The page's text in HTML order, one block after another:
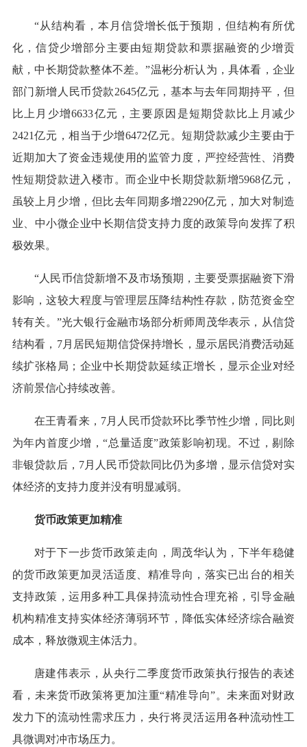
“从结构看，本月信贷增长低于预期，但结构有所优
化，信贷少增部分主要由短期贷款和票据融资的少增贡
献，中长期贷款整体不差。”温彬分析认为，具体看，企业
部门新增人民币贷款2645亿元，基本与去年同期持平，但
比上月少增6633亿元，主要原因是短期贷款比上月减少
2421亿元，相当于少增6472亿元。短期贷款减少主要由于
近期加大了资金违规使用的监管力度，严控经营性、消费
性短期贷款进入楼市。而企业中长期贷款新增5968亿元，
虽较上月少增，但比去年同期多增2290亿元，加大对制造
业、中小微企业中长期信贷支持力度的政策导向发挥了积
极效果。
“人民币信贷新增不及市场预期，主要受票据融资下滑
影响，这较大程度与管理层压降结构性存款，防范资金空
转有关。”光大银行金融市场部分析师周茂华表示，从信贷
结构看，7月居民短期信贷保持增长，显示居民消费活动延
续扩张格局；企业中长期贷款延续正增长，显示企业对经
济前景信心持续改善。
在王青看来，7月人民币贷款环比季节性少增，同比则
为年内首度少增，“总量适度”政策影响初现。不过，剔除
非银贷款后，7月人民币贷款同比仍为多增，显示信贷对实
体经济的支持力度并没有明显减弱。
货币政策更加精准
对于下一步货币政策走向，周茂华认为，下半年稳健
的货币政策更加灵活适度、精准导向，落实已出台的相关
支持政策，运用多种工具保持流动性合理充裕，引导金融
机构精准支持实体经济薄弱环节，降低实体经济综合融资
成本，释放微观主体活力。
唐建伟表示，从央行二季度货币政策执行报告的表述
看，未来货币政策将更加注重“精准导向”。未来面对财政
发力下的流动性需求压力，央行将灵活运用各种流动性工
具微调对冲市场压力。